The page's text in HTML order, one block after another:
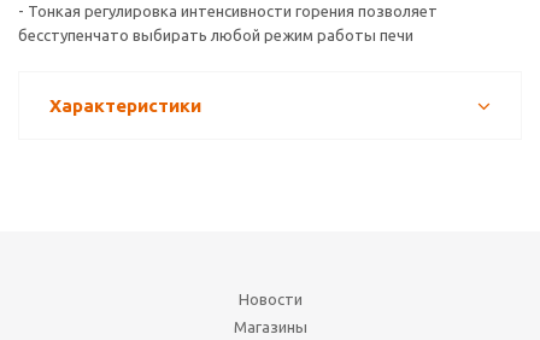
- Тонкая регулировка интенсивности горения позволяет
бесступенчато выбирать любой режим работы печи
Характеристики
Новости
Магазины